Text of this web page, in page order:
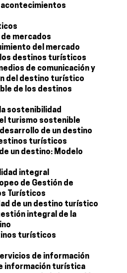
acontecimientos
mercados
del mercado
los destinos turísticos
de comunicación y
del destino turístico
de los destinos
sostenibilidad
turismo sostenible
de un destino
turísticos
un destino: Modelo
integral
de Gestión de
Turísticos
de un destino turístico
integral de la
turísticos
de información
información turística